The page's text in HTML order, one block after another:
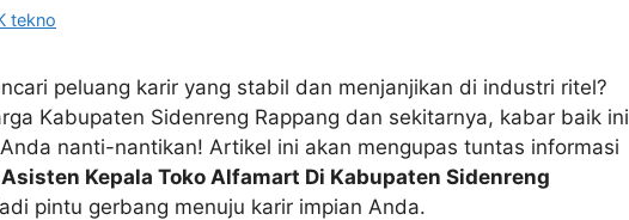
tekno
peluang karir yang stabil dan menjanjikan di industri ritel?
Kabupaten Sidenreng Rappang dan sekitarnya, kabar baik ini
nanti-nantikan! Artikel ini akan mengupas tuntas informasi
Kepala Toko Alfamart Di Kabupaten Sidenreng
pintu gerbang menuju karir impian Anda.